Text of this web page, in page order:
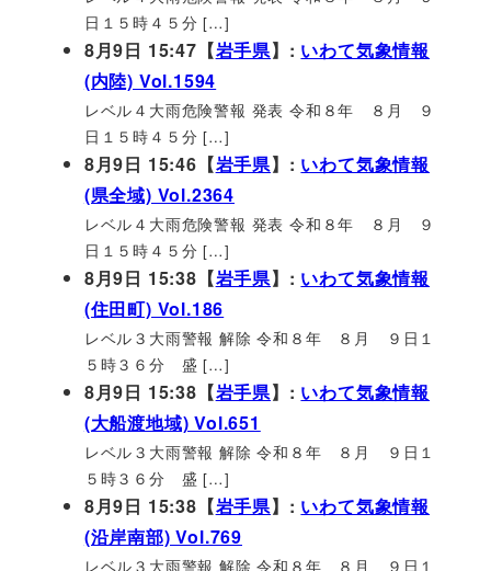
日１５時４５分 […]
8月9日 15:47【岩手県】: いわて気象情報
(内陸) Vol.1594
レベル４大雨危険警報 発表 令和８年 ８月 ９
日１５時４５分 […]
8月9日 15:46【岩手県】: いわて気象情報
(県全域) Vol.2364
レベル４大雨危険警報 発表 令和８年 ８月 ９
日１５時４５分 […]
8月9日 15:38【岩手県】: いわて気象情報
(住田町) Vol.186
レベル３大雨警報 解除 令和８年 ８月 ９日１
５時３６分 盛 […]
8月9日 15:38【岩手県】: いわて気象情報
(大船渡地域) Vol.651
レベル３大雨警報 解除 令和８年 ８月 ９日１
５時３６分 盛 […]
8月9日 15:38【岩手県】: いわて気象情報
(沿岸南部) Vol.769
レベル３大雨警報 解除 令和８年 ８月 ９日１